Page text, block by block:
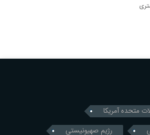
متحده آمریکا
رژیم صهیونیستی